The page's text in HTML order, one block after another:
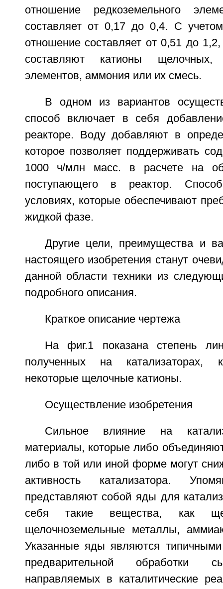
отношение редкоземельного
составляет от 0,17 до 0,4. С
отношение составляет от 0,51 до
составляют катионы щелочных,
элементов, аммония или их смесь.
В одном из вариантов
способ включает в себя
реакторе. Воду добавляют в
которое позволяет поддерживать
1000 ч/млн масс. в расчете на
поступающего в реактор.
условиях, которые обеспечивают
жидкой фазе.
Другие цели, преимущества и
настоящего изобретения станут
данной области техники из
подробного описания.
Краткое описание чертежа
На фиг.1 показана степень
полученных на катализаторах,
некоторые щелочные катионы.
Осуществление изобретения
Сильное влияние на
материалы, которые либо
либо в той или иной форме могут
активность катализатора.
представляют собой яды для
себя такие вещества, как
щелочноземельные металлы,
Указанные яды являются
предварительной обработки
направляемых в каталитические